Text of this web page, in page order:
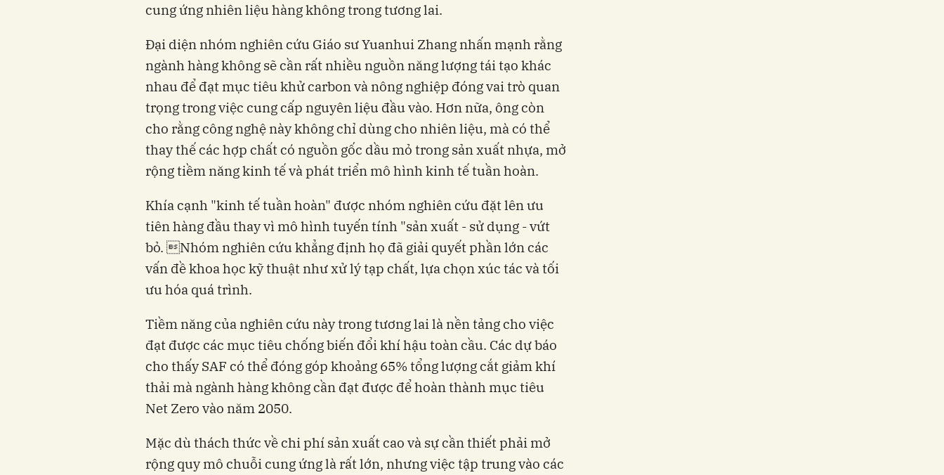
cung ứng nhiên liệu hàng không trong tương lai.
Đại diện nhóm nghiên cứu Giáo sư Yuanhui Zhang nhấn mạnh rằng
ngành hàng không sẽ cần rất nhiều nguồn năng lượng tái tạo khác
nhau để đạt mục tiêu khử carbon và nông nghiệp đóng vai trò quan
trọng trong việc cung cấp nguyên liệu đầu vào. Hơn nữa, ông còn
cho rằng công nghệ này không chỉ dùng cho nhiên liệu, mà có thể
thay thế các hợp chất có nguồn gốc dầu mỏ trong sản xuất nhựa, mở
rộng tiềm năng kinh tế và phát triển mô hình kinh tế tuần hoàn.
Khía cạnh "kinh tế tuần hoàn" được nhóm nghiên cứu đặt lên ưu
tiên hàng đầu thay vì mô hình tuyến tính "sản xuất - sử dụng - vứt
bỏ. Nhóm nghiên cứu khẳng định họ đã giải quyết phần lớn các
vấn đề khoa học kỹ thuật như xử lý tạp chất, lựa chọn xúc tác và tối
ưu hóa quá trình.
Tiềm năng của nghiên cứu này trong tương lai là nền tảng cho việc
đạt được các mục tiêu chống biến đổi khí hậu toàn cầu. Các dự báo
cho thấy SAF có thể đóng góp khoảng 65% tổng lượng cắt giảm khí
thải mà ngành hàng không cần đạt được để hoàn thành mục tiêu
Net Zero vào năm 2050.
Mặc dù thách thức về chi phí sản xuất cao và sự cần thiết phải mở
rộng quy mô chuỗi cung ứng là rất lớn, nhưng việc tập trung vào các